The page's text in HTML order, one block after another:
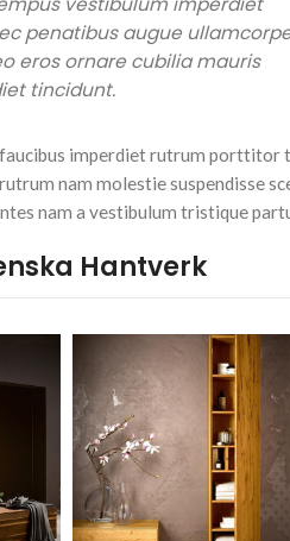
penatibus augue
eros ornare cubilia mauris
tincidunt.
imperdiet rutrum
nam molestie suspendisse
nam a vestibulum tristique
Hantverk